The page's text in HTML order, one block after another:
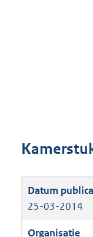
25-03-2014